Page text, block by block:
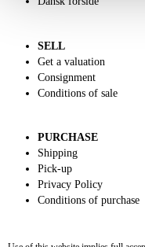
SELL
Get a valuation
Consignment
Conditions of sale
PURCHASE
Shipping
Pick-up
Privacy Policy
Conditions of purchase